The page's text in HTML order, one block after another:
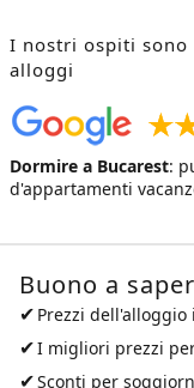
I nostri ospiti
alloggi
Dormire a Bucarest:
d'appartamenti
Buono a
✔ Prezzi
✔I migliori prezzi
✔Sconti per